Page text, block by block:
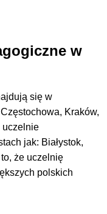
w
się w
Kraków,
uczelnie
jak: Białystok,
że uczelnię
polskich